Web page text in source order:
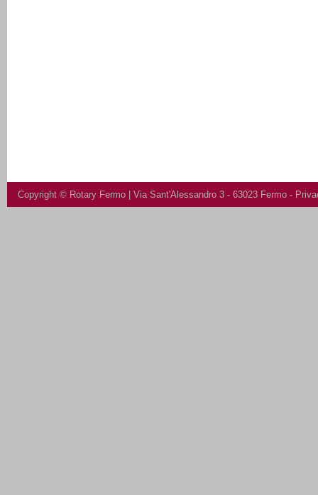
Copyright © Rotary Fermo | Via Sant'Alessandro 3 - 63023 Fermo -